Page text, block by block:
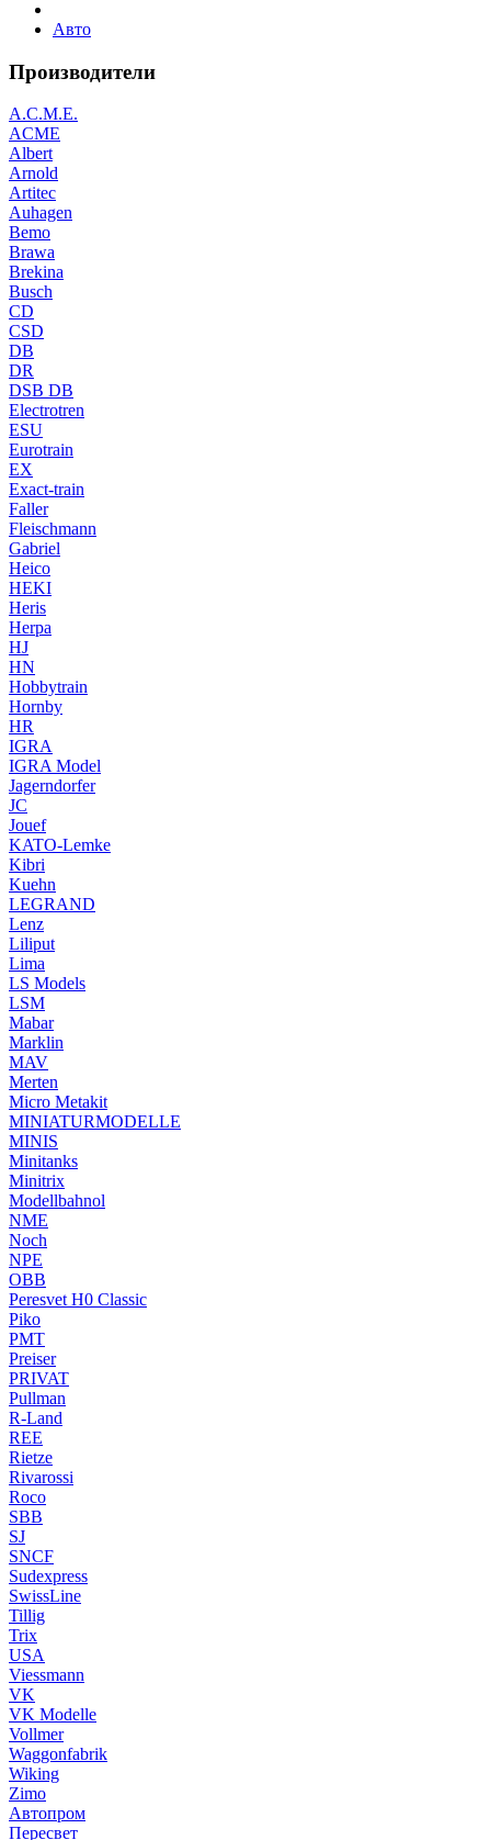
Авто
Производители
A.C.M.E.
ACME
Albert
Arnold
Artitec
Auhagen
Bemo
Brawa
Brekina
Busch
CD
CSD
DB
DR
DSB DB
Electrotren
ESU
Eurotrain
EX
Exact-train
Faller
Fleischmann
Gabriel
Heico
HEKI
Heris
Herpa
HJ
HN
Hobbytrain
Hornby
HR
IGRA
IGRA Model
Jagerndorfer
JC
Jouef
KATO-Lemke
Kibri
Kuehn
LEGRAND
Lenz
Liliput
Lima
LS Models
LSM
Mabar
Marklin
MAV
Merten
Micro Metakit
MINIATURMODELLE
MINIS
Minitanks
Minitrix
Modellbahnol
NME
Noch
NPE
OBB
Peresvet H0 Classic
Piko
PMT
Preiser
PRIVAT
Pullman
R-Land
REE
Rietze
Rivarossi
Roco
SBB
SJ
SNCF
Sudexpress
SwissLine
Tillig
Trix
USA
Viessmann
VK
VK Modelle
Vollmer
Waggonfabrik
Wiking
Zimo
Автопром
Пересвет